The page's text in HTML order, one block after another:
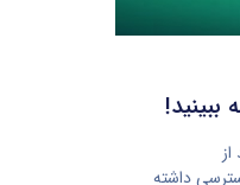
ببینید!
داشته